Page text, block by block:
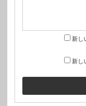
新し
新し